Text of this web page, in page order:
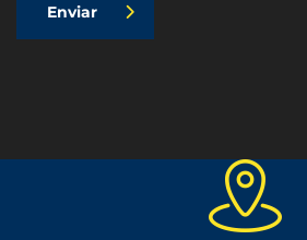
Enviar